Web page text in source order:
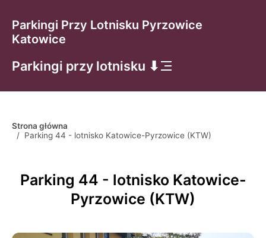
Parkingi Przy Lotnisku Pyrzowice
Katowice
Parkingi przy lotnisku ⬇
Strona główna
/ Parking 44 - lotnisko Katowice-Pyrzowice (KTW)
Parking 44 - lotnisko Katowice-
Pyrzowice (KTW)